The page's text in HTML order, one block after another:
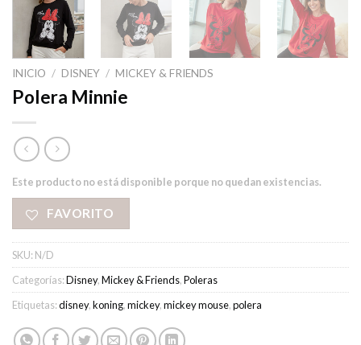
INICIO / DISNEY / MICKEY & FRIENDS
Polera Minnie
Este producto no está disponible porque no quedan existencias.
FAVORITO
SKU: N/D
Categorías:Disney,Mickey & Friends,Poleras
Etiquetas:disney,koning,mickey,mickey mouse,polera